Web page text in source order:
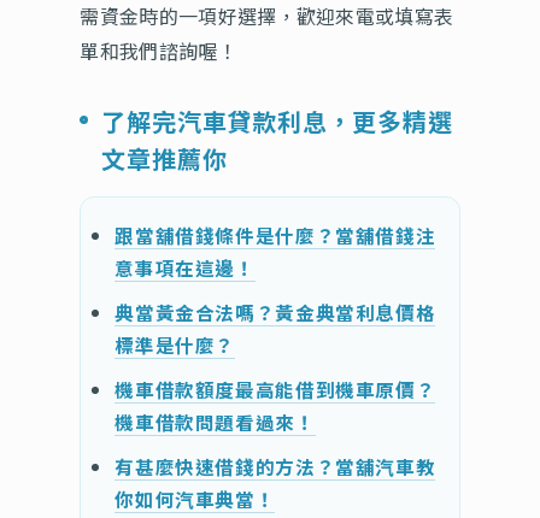
需資金時的一項好選擇，歡迎來電或填寫表
單和我們諮詢喔！
了解完汽車貸款利息，更多精選
文章推薦你
跟當舖借錢條件是什麼？當舖借錢注
意事項在這邊！
典當黃金合法嗎？黃金典當利息價格
標準是什麼？
機車借款額度最高能借到機車原價？
機車借款問題看過來！
有甚麼快速借錢的方法？當舖汽車教
你如何汽車典當！